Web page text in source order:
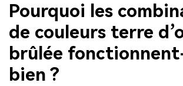
Pourquoi les
de couleurs terre
brûlée
bien ?